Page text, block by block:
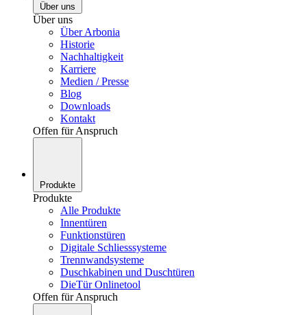
Über uns
Über uns
Über Arbonia
Historie
Nachhaltigkeit
Karriere
Medien / Presse
Blog
Downloads
Kontakt
Offen für Anspruch
Produkte
Produkte
Alle Produkte
Innentüren
Funktionstüren
Digitale Schliesssysteme
Trennwandsysteme
Duschkabinen und Duschtüren
DieTür Onlinetool
Offen für Anspruch